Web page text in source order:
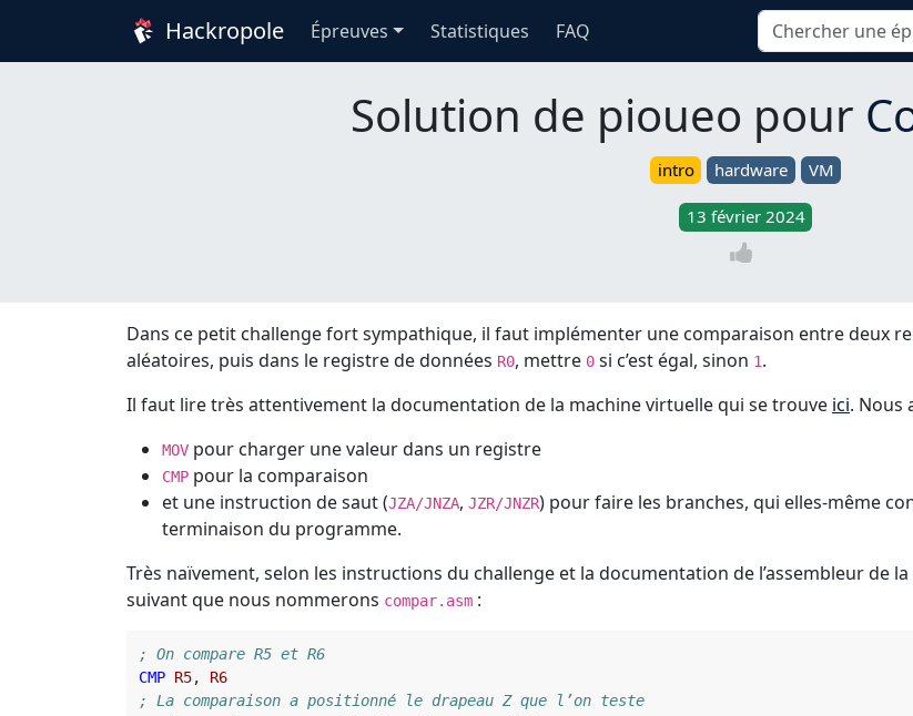
Hackropole Épreuves Statistiques FAQ
Solution de pioueo pour
intro hardware VM
13 février 2024
Dans ce petit challenge fort sympathique, il faut implémenter une comparaison entre deux
aléatoires, puis dans le registre de données R0, mettre 0 si c’est égal, sinon 1.
Il faut lire très attentivement la documentation de la machine virtuelle qui se trouve ici. Nous
MOV pour charger une valeur dans un registre
CMP pour la comparaison
et une instruction de saut (JZA/JNZA, JZR/JNZR) pour faire les branches, qui elles-même
terminaison du programme.
Très naïvement, selon les instructions du challenge et la documentation de l’assembleur de
suivant que nous nommerons compar.asm :
CMP R5,
R6